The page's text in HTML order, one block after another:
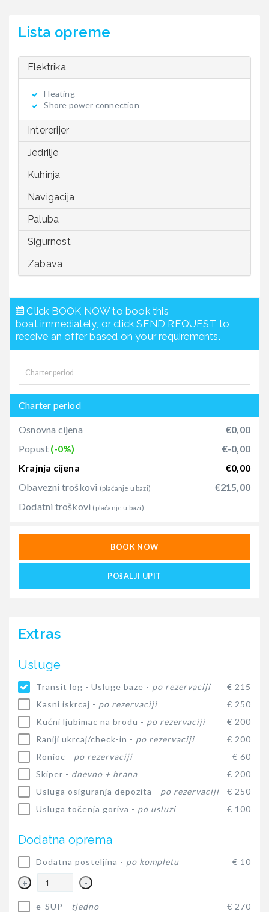
Lista opreme
Elektrika
Heating
Shore power connection
Intererijer
Jedrilje
Kuhinja
Navigacija
Paluba
Sigurnost
Zabava
Click BOOK NOW to book this
boat immediately, or click SEND REQUEST to
receive an offer based on your requirements.
Charter period
Osnovna cijena
€0,00
Popust (-0%)
€-0,00
Krajnja cijena
€0,00
Obavezni troškovi (plaćanje u bazi)
€215,00
Dodatni troškovi (plaćanje u bazi)
BOOK NOW
POšALJI UPIT
Extras
Usluge
Transit log - Usluge baze - po rezervaciji
€ 215
Kasni iskrcaj - po rezervaciji
€ 250
Kućni ljubimac na brodu - po rezervaciji
€ 200
Raniji ukrcaj/check-in - po rezervaciji
€ 200
Ronioc - po rezervaciji
€ 60
Skiper - dnevno + hrana
€ 200
Usluga osiguranja depozita - po rezervaciji
€ 250
Usluga točenja goriva - po usluzi € 100
Dodatna oprema
Dodatna posteljina - po kompletu € 10
+ -
e-SUP - tjedno € 270